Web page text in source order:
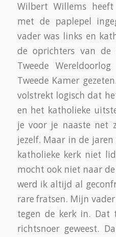
Wilbert Willems
met de paplepel
vader was links en
de oprichters van
Tweede
Tweede Kamer
volstrekt logisch dat
en het katholieke
je voor je naaste net
jezelf. Maar in de
katholieke kerk niet
mocht ook niet naar
werd ik altijd al
rare fratsen. Mijn
tegen de kerk in. Dat
richtsnoer geweest.